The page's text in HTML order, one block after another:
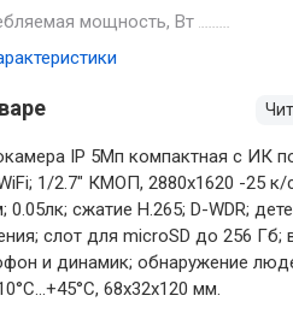
мощность, Вт
IP 5Мп компактная с ИК
1/2.7" КМОП, 2880х1620 -25 к/
0.05лк; сжатие H.265; D-WDR;
слот для microSD до 256 Гб;
и динамик; обнаружение
68х32х120 мм.